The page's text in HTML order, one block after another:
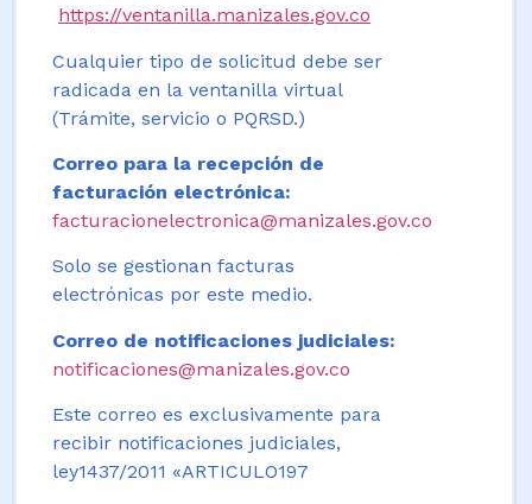
https://ventanilla.manizales.gov.co
Cualquier tipo de solicitud debe ser
radicada en la ventanilla virtual
(Trámite, servicio o PQRSD.)
Correo para la recepción de
facturación electrónica:
facturacionelectronica@manizales.gov.co
Solo se gestionan facturas
electrónicas por este medio.
Correo de notificaciones judiciales:
notificaciones@manizales.gov.co
Este correo es exclusivamente para
recibir notificaciones judiciales,
ley1437/2011 «ARTICULO197